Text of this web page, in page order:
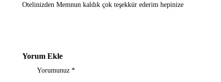
Otelinizden Memnun kaldık çok teşekkür ederim hepinize
Yorum Ekle
Yorumunuz *